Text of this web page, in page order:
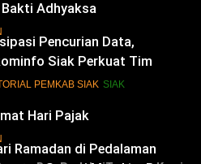
Bakti Adhyaksa
Hari Pajak
Pencurian Data,
Siak Perkuat Tim
Insiden Siber Mendukung
PEMKAB SIAK SIAK
Ramadan di Pedalaman